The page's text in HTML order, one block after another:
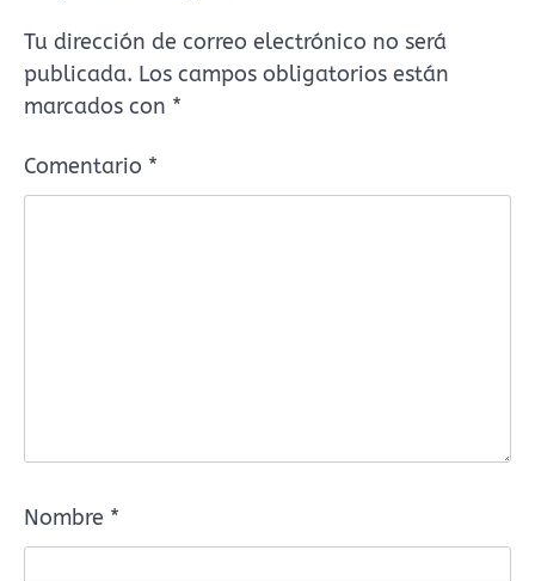
Tu dirección de correo electrónico no será
publicada. Los campos obligatorios están
marcados con *
Comentario *
Nombre *